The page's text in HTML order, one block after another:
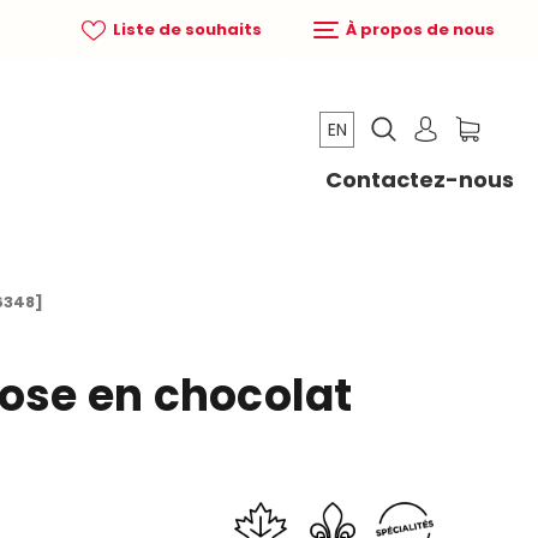
Liste de souhaits À propos de nous
EN
Contactez-nous
en chocolat